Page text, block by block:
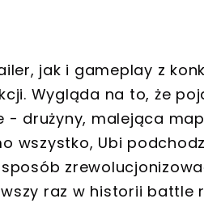
jak i gameplay z
Wygląda na to, że
drużyny, malejąca
wszystko, Ubi
raz w historii battle